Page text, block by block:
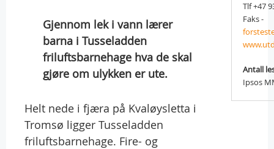
Gjennom lek i vann lærer
barna i Tusseladden
friluftsbarnehage hva de skal
gjøre om ulykken er ute.
Helt nede i fjæra på Kvaløysletta i
Tromsø ligger Tusseladden
friluftsbarnehage. Fire- og
Tlf +47
Faks -
Antall
Ipsos